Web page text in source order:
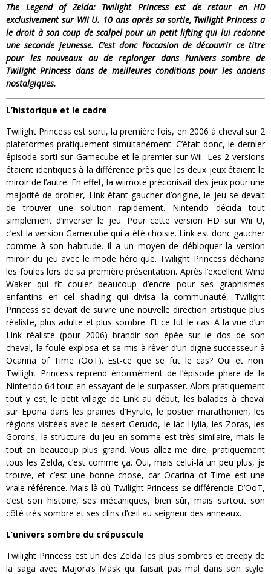
The Legend of Zelda: Twilight Princess est de retour en HD
exclusivement sur Wii U. 10 ans après sa sortie, Twilight Princess a
le droit à son coup de scalpel pour un petit lifting qui lui redonne
une seconde jeunesse. C’est donc l’occasion de découvrir ce titre
pour les nouveaux ou de replonger dans l’univers sombre de
Twilight Princess dans de meilleures conditions pour les anciens
nostalgiques.
L’historique et le cadre
Twilight Princess est sorti, la première fois, en 2006 à cheval sur 2
plateformes pratiquement simultanément. C’était donc, le dernier
épisode sorti sur Gamecube et le premier sur Wii. Les 2 versions
étaient identiques à la différence près que les deux jeux étaient le
miroir de l’autre. En effet, la wiimote préconisait des jeux pour une
majorité de droitier, Link étant gaucher d’origine, le jeu se devait
de trouver une solution rapidement. Nintendo décida tout
simplement d’inverser le jeu. Pour cette version HD sur Wii U,
c’est la version Gamecube qui a été choisie. Link est donc gaucher
comme à son habitude. Il a un moyen de débloquer la version
miroir du jeu avec le mode héroïque. Twilight Princess déchaina
les foules lors de sa première présentation. Après l’excellent Wind
Waker qui fit couler beaucoup d’encre pour ses graphismes
enfantins en cel shading qui divisa la communauté, Twilight
Princess se devait de suivre une nouvelle direction artistique plus
réaliste, plus adulte et plus sombre. Et ce fut le cas. A la vue d’un
Link réaliste (pour 2006) brandir son épée sur le dos de son
cheval, la foule explosa et se mis à rêver d’un digne successeur à
Ocarina of Time (OoT). Est-ce que se fut le cas? Oui et non.
Twilight Princess reprend énormément de l’épisode phare de la
Nintendo 64 tout en essayant de le surpasser. Alors pratiquement
tout y est; le petit village de Link au début, les balades à cheval
sur Epona dans les prairies d’Hyrule, le postier marathonien, les
régions visitées avec le desert Gerudo, le lac Hylia, les Zoras, les
Gorons, la structure du jeu en somme est très similaire, mais le
tout en beaucoup plus grand. Vous allez me dire, pratiquement
tous les Zelda, c’est comme ça. Oui, mais celui-là un peu plus, je
trouve, et c’est une bonne chose, car Ocarina of Time est une
vraie référence. Mais là où Twilight Princess se différencie D’OoT,
c’est son histoire, ses mécaniques, bien sûr, mais surtout son
côté très sombre et ses clins d’œil au seigneur des anneaux.
L’univers sombre du crépuscule
Twilight Princess est un des Zelda les plus sombres et creepy de
la saga avec Majora’s Mask qui faisait pas mal dans son style.